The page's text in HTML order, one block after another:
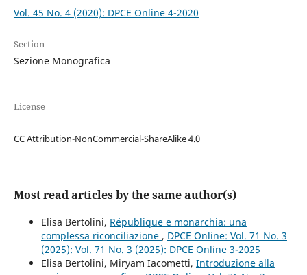
Vol. 45 No. 4 (2020): DPCE Online 4-2020
Section
Sezione Monografica
License
CC Attribution-NonCommercial-ShareAlike 4.0
Most read articles by the same author(s)
Elisa Bertolini, République e monarchia: una
complessa riconciliazione , DPCE Online: Vol. 71 No. 3
(2025): Vol. 71 No. 3 (2025): DPCE Online 3-2025
Elisa Bertolini, Miryam Iacometti, Introduzione alla